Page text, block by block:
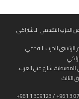
الحزب التقدمي الاشتراكي
الرئيسي للحزب التقدمي
شارع جبل العرب،
الثالث
+961 1 309123 / +961 3